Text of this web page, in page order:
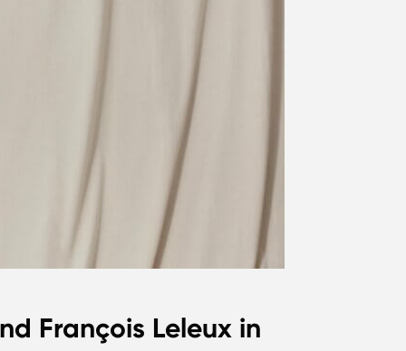
François Leleux in